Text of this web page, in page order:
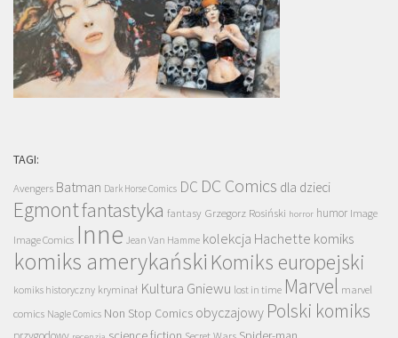
TAGI:
Avengers Batman Dark Horse Comics DC DC Comics dla dzieci
Egmontfantastyka fantasy Grzegorz Rosiński horror humor Image
Image Comics Inne Jean Van Hamme kolekcja Hachette komiks
komiks amerykański Komiks europejski
komiks historyczny kryminał Kultura Gniewu lost in time Marvel marvel
comics Nagle Comics Non Stop Comics obyczajowy Polski komiks